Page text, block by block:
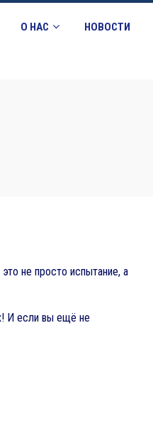
О НАС НОВОСТИ
не просто испытание, а
И если вы ещё не